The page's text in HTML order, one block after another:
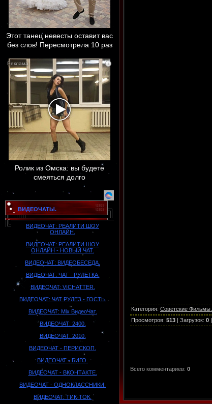
Этот танец невесты оставит вас
без слов! Пересмотрела 10 раз
i
Ролик из Омска: вы будете
смеяться долго
ВИДЕОЧАТЫ.
ВИДЕОЧАТ: РЕАЛИТИ ШОУ
ОНЛАЙН.
ВИДЕОЧАТ: РЕАЛИТИ ШОУ
ОНЛАЙН - НОВЫЙ ЧАТ.
ВИДЕОЧАТ: ВИДЕОБЕСЕДА.
ВИДЕОЧАТ: ЧАТ - РУЛЕТКА.
BИДEOЧAT: VICHATTER.
ВИДЕОЧАТ: ЧАТ РУЛЕЗ - ГОСТЬ.
ВИДЕОЧАТ: Mix ВидеоЧат.
ВИДЕОЧАТ: 2400.
ВИДЕОЧАТ: 2010.
ВИДЕОЧАТ - ПЕРИСКОП.
ВИДЕОЧАТ - БИГО.
ВИДЕОЧАТ - ВКОНТАКТЕ.
ВИДЕОЧАТ - ОДНОКЛАССНИКИ.
ВИДЕОЧАТ: ТИК-ТОК.
Категория: Советские Фильмы.
Просмотров: 513 | Загрузок: 0 |
Всего комментариев: 0